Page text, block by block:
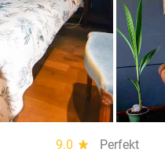
9.0 star
Perfekt